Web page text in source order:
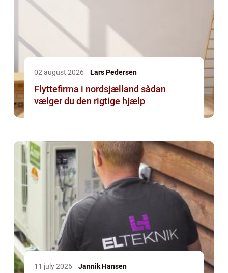
02 august 2026 Lars Pedersen
Flyttefirma i nordsjælland sådan
vælger du den rigtige hjælp
11 july 2026 Jannik Hansen